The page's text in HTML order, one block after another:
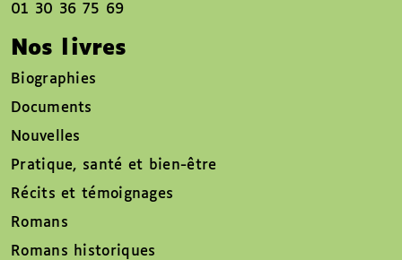
01 30 36 75 69
Nos livres
Biographies
Documents
Nouvelles
Pratique, santé et bien-être
Récits et témoignages
Romans
Romans historiques